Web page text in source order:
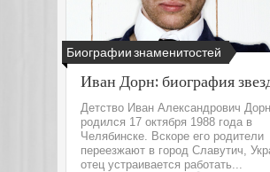
Биографии знаменитостей
Иван Дорн: биография
Детство Иван Александрович Дорн
родился 17 октября 1988 года в
Челябинске. Вскоре его родители
переезжают в город Славутич,
отец устраивается работать...